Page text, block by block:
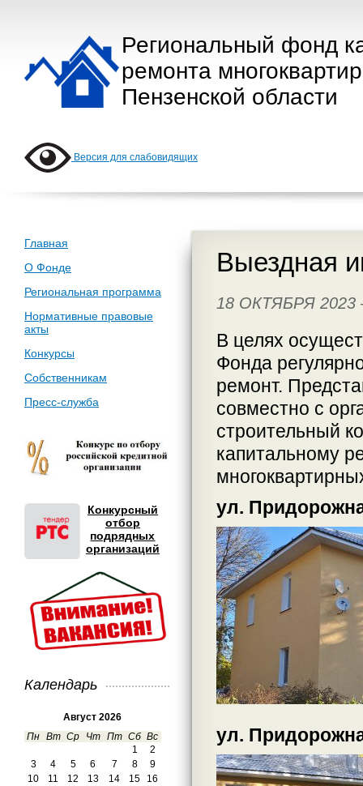
Региональный фонд
ремонта
Пензенской области
Версия для слабовидящих
Главная
О Фонде
Региональная программа
Нормативные правовые
акты
Конкурсы
Собственникам
Пресс-служба
Конкурсный
отбор
подрядных
организаций
Календарь
Август 2026
Пн Вт Ср Чт Пт Сб Вс
1
2
3
4 5 6 7 8
9
10
11 12 13 14 15
16
Выездная
18 ОКТЯБРЯ
В целях
Фонда
ремонт.
совместно с
строительный
капитальному
ул.
ул.